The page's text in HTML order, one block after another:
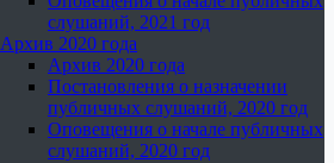
слушаний, 2021 год
Архив 2020 года
Архив 2020 года
Постановления о назначении
публичных слушаний, 2020 год
Оповещения о начале публичных
слушаний, 2020 год